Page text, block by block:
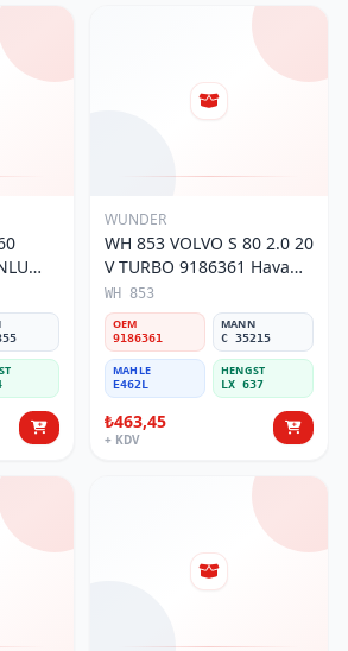
WUNDER
WH 853 VOLVO S 80 2.0 20
V TURBO 9186361 Hava
Filtresi
WH 853
OEM
9186361
MANN
C 35215
MAHLE
E462L
HENGST
LX 637
₺463,45
+ KDV